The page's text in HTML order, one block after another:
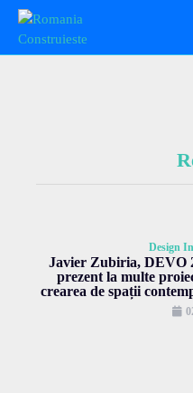
Design
Javier Zubiria, DEVO
prezent la multe
crearea de spații